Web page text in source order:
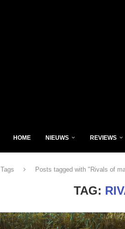
HOME NIEUWS REVIEWS
Tags Posts tagged with "Rivals of
TAG: